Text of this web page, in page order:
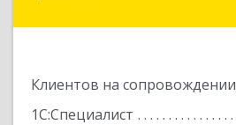
Клиентов на сопровождении
1С:Специалист